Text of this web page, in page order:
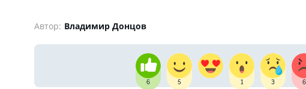
Автор: Владимир Донцов
6 5 1 3 6